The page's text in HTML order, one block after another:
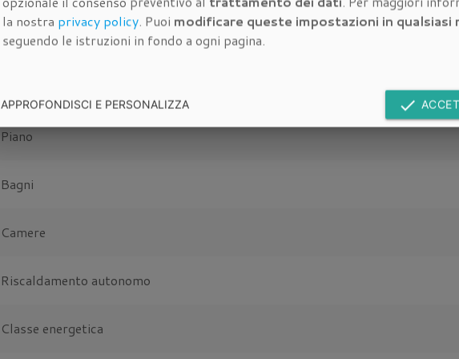
Dettagli dell'Immobile
Piano
Bagni
Camere
Riscaldamento autonomo
Classe energetica
la nostra privacy policy. Puoi modificare queste impostazioni in qualsiasi
seguendo le istruzioni in fondo a ogni pagina.
APPROFONDISCI E PERSONALIZZA done